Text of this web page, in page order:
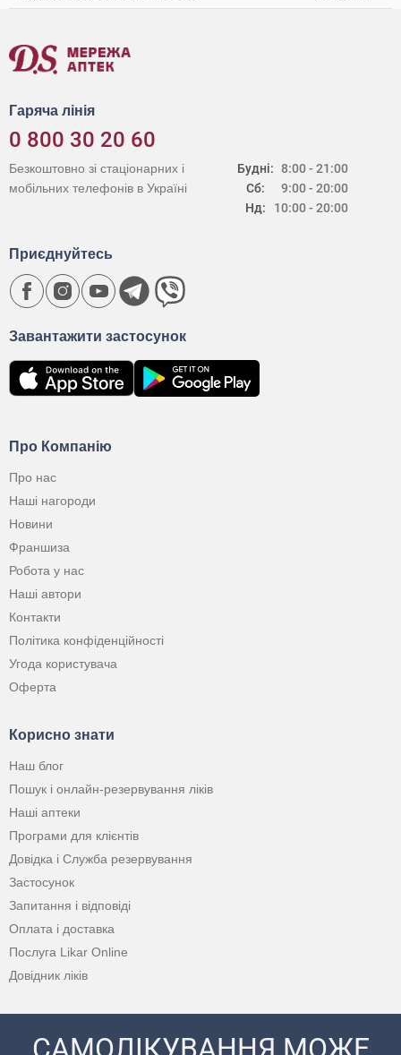
Гаряча лінія
0 800 30 20 60
Будні:
Сб:
Нд:
8:00 - 21:00
9:00 - 20:00
10:00 - 20:00
Безкоштовно зі стаціонарних і
мобільних телефонів в Україні
Про Компанію
Про нас
Наші нагороди
Новини
Франшиза
Робота у нас
Наші автори
Контакти
Політика конфіденційності
Угода користувача
Оферта
Корисно знати
Наш блог
Пошук і онлайн-резервування ліків
Наші аптеки
Програми для клієнтів
Довідка і Служба резервування
Застосунок
Запитання і відповіді
Оплата і доставка
Послуга Likar Online
Довідник ліків
Завантажити застосунок
Приєднуйтесь